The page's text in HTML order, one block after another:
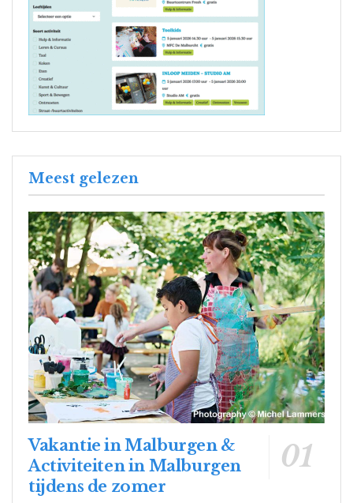
Meest gelezen
Vakantie in Malburgen &
Activiteiten in Malburgen
tijdens de zomer